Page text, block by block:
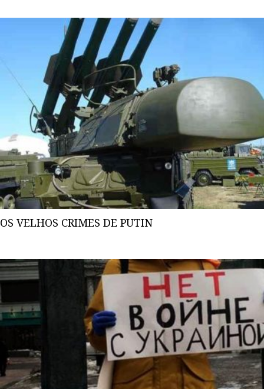
OS VELHOS CRIMES DE PUTIN